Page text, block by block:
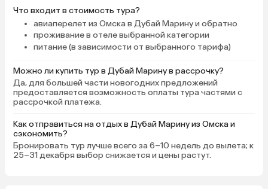
кресло, стулья в
балкон из зала и из
кухне раковина с
посудой вплоть до
холодильник. Удобно
вечером согреть чай,
Микроволновкой,
необходимости
Бассейн на крыше
Что входит в стоимость тура?
авиаперелет из Омска в Дубай Марину и обратно
проживание в отеле выбранной категории
питание (в зависимости от выбранного тарифа)
Можно ли купить тур в Дубай Марину в рассрочку?
Да, для большей части новогодних предложений
предоставляется возможность оплаты тура частями с
рассрочкой платежа.
Как отправиться на отдых в Дубай Марину из Омска и
сэкономить?
Бронировать тур лучше всего за 6–10 недель до вылета; к
25–31 декабря выбор снижается и цены растут.